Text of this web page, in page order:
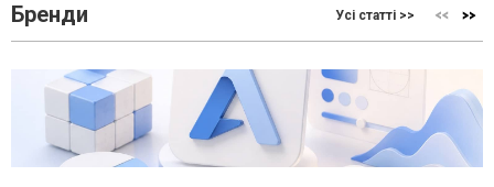
Бренди Усі статті >>